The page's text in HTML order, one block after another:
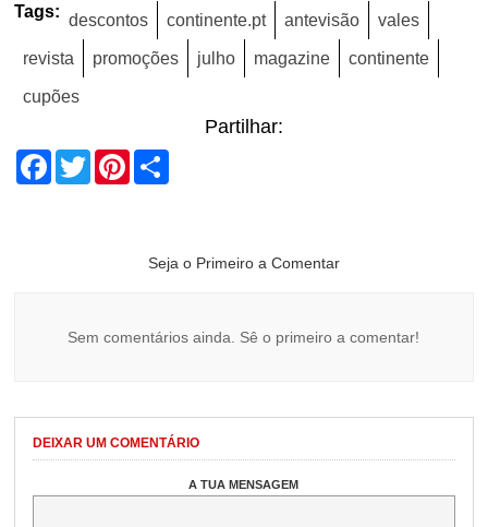
Tags: descontos continente.pt antevisão vales
revista promoções julho magazine continente
cupões
Partilhar:
Facebook
TwitterPinterest
Seja o Primeiro a Comentar
Sem comentários ainda. Sê o primeiro a comentar!
DEIXAR UM COMENTÁRIO
A TUA MENSAGEM